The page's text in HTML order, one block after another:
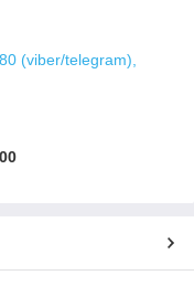
(viber/telegram),